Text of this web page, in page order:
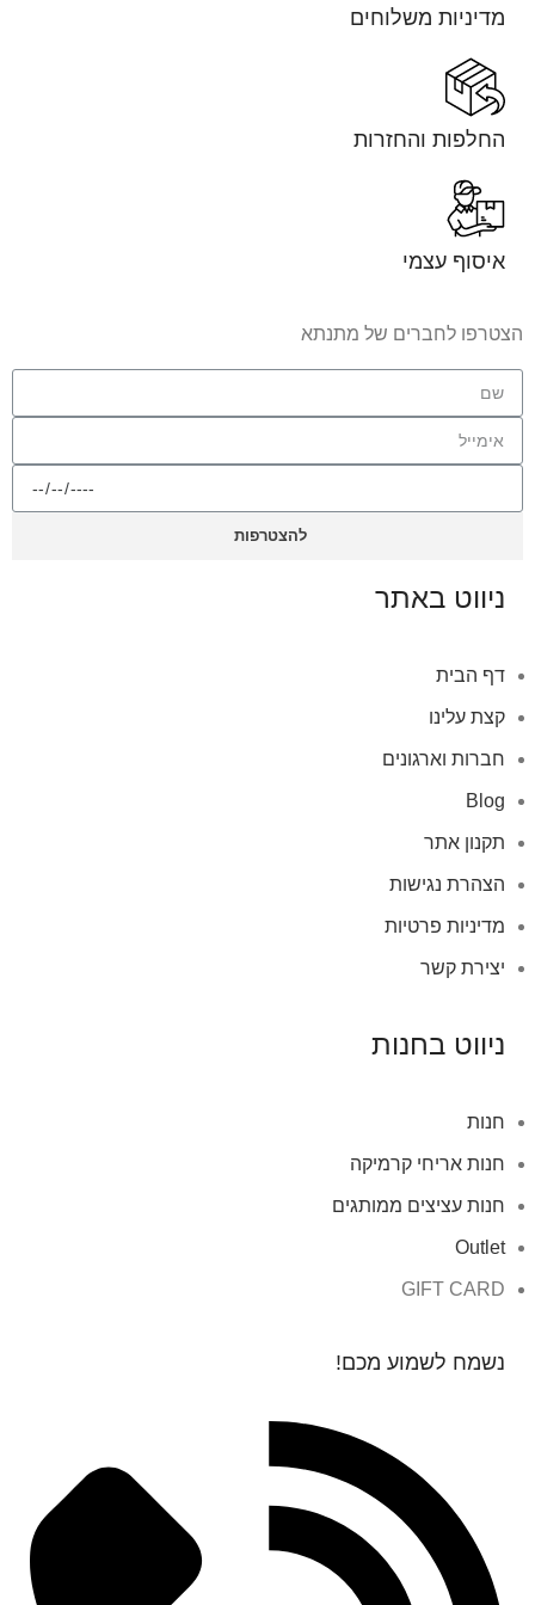
מדיניות משלוחים
החלפות והחזרות
איסוף עצמי
הצטרפו לחברים של מתנתא
להצטרפות
ניווט באתר
דף הבית
קצת עלינו
חברות וארגונים
Blog
תקנון אתר
הצהרת נגישות
מדיניות פרטיות
יצירת קשר
ניווט בחנות
חנות
חנות אריחי קרמיקה
חנות עציצים ממותגים
Outlet
GIFT CARD
נשמח לשמוע מכם!